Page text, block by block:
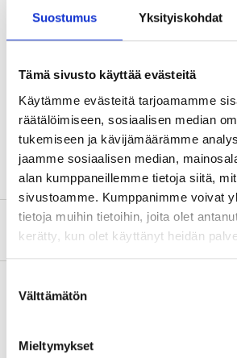
Suostumus Yksityiskohdat
Tämä sivusto käyttää evästeitä
Käytämme evästeitä tarjoamamme
räätälöimiseen, sosiaalisen median
tukemiseen ja kävijämäärämme
jaamme sosiaalisen median,
alan kumppaneillemme tietoja siitä,
sivustoamme. Kumppanimme voivat
tietoja muihin tietoihin, joita olet
kerätty, kun olet käyttänyt heidän
valinta
Välttämätön
Mieltymykset
Teknisk specifikation
Brottgräns
Färg
Marinblå
Om tillverkaren
Köp & Hämta i ditt varuhus inom